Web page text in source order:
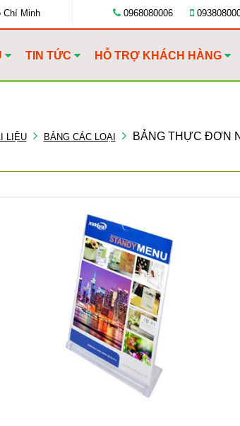
Chí Minh 0968080006
TIN TỨC HỖ TRỢ KHÁCH HÀNG
LIỆU BẢNG CÁC LOẠI BẢNG THỰC ĐƠN